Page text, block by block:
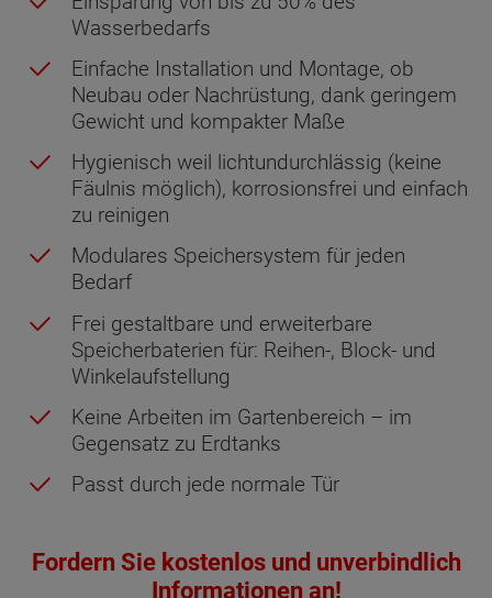
Wasserbedarfs
Einfache Installation und Montage, ob
Neubau oder Nachrüstung, dank geringem
Gewicht und kompakter Maße
Hygienisch weil lichtundurchlässig (keine
Fäulnis möglich), korrosionsfrei und einfach
zu reinigen
Modulares Speichersystem für jeden
Bedarf
Frei gestaltbare und erweiterbare
Speicherbaterien für: Reihen-, Block- und
Winkelaufstellung
Keine Arbeiten im Gartenbereich – im
Gegensatz zu Erdtanks
Passt durch jede normale Tür
Fordern Sie kostenlos und unverbindlich
Informationen an!